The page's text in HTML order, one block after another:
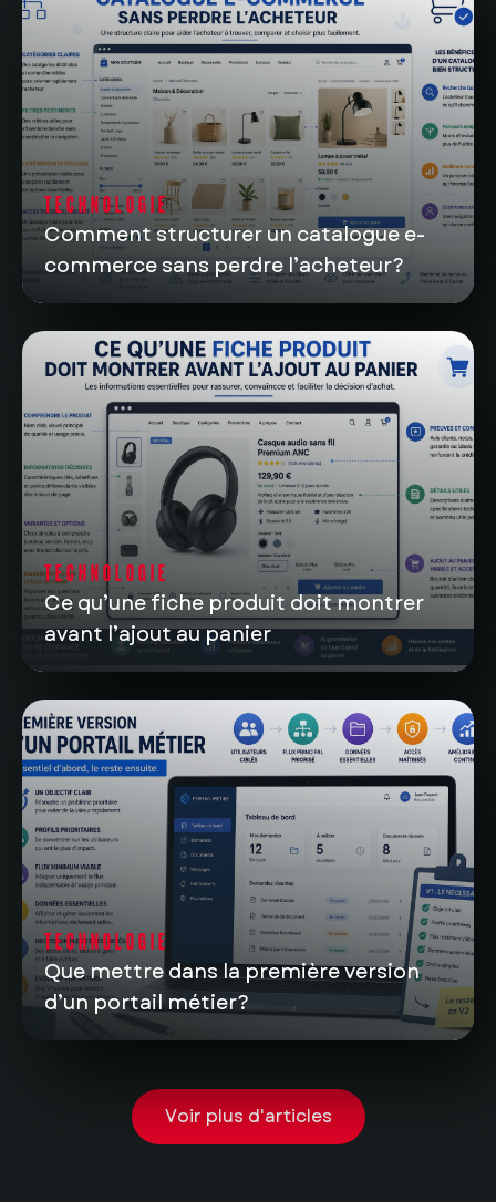
TECHNOLOGIE
Comment structurer un catalogue e-
commerce sans perdre l’acheteur?
TECHNOLOGIE
Ce qu’une fiche produit doit montrer
avant l’ajout au panier
TECHNOLOGIE
Que mettre dans la première version
d’un portail métier?
Voir plus d'articles